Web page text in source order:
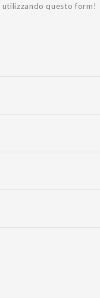
utilizzando questo form!